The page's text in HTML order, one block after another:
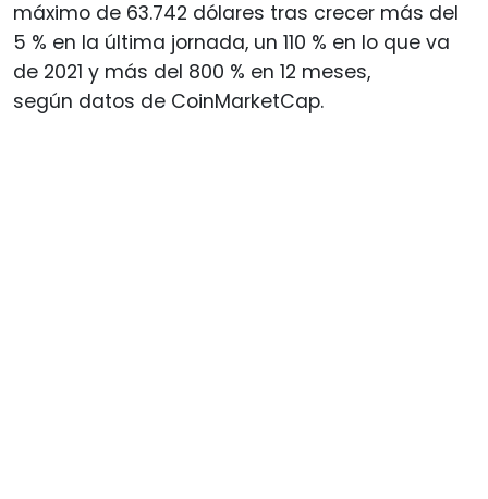
máximo de 63.742 dólares tras crecer más del
5 % en la última jornada, un 110 % en lo que va
de 2021 y más del 800 % en 12 meses,
según datos de CoinMarketCap.